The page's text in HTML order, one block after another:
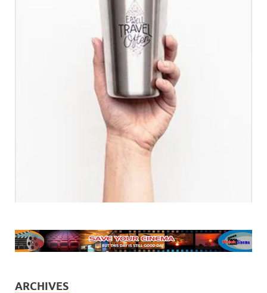
ARCHIVES